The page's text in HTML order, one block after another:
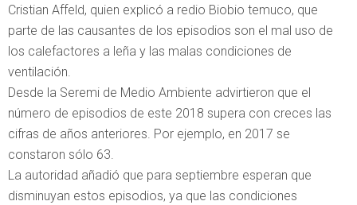
Cristian Affeld, quien explicó a redio Biobio temuco, que
parte de las causantes de los episodios son el mal uso de
los calefactores a leña y las malas condiciones de
ventilación.
Desde la Seremi de Medio Ambiente advirtieron que el
número de episodios de este 2018 supera con creces las
cifras de años anteriores. Por ejemplo, en 2017 se
constaron sólo 63.
La autoridad añadió que para septiembre esperan que
disminuyan estos episodios, ya que las condiciones